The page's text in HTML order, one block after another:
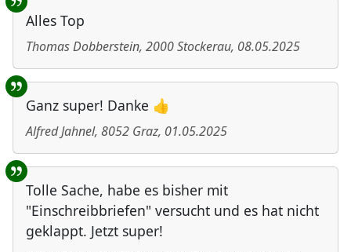
Alles Top
Thomas Dobberstein, 2000Stockerau, 08.05.2025
Ganz super! Danke 👍
Alfred Jahnel, 8052 Graz, 01.05.2025
Tolle Sache, habe es bisher mit
"Einschreibbriefen" versucht und es hat nicht
geklappt. Jetzt super!